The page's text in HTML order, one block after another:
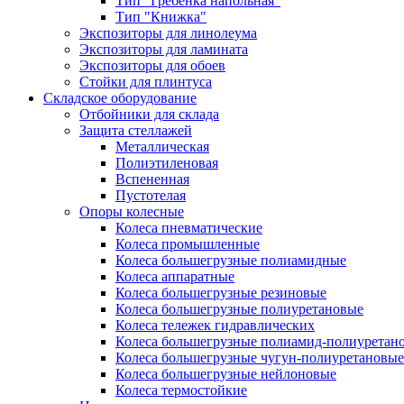
Тип "Книжка"
Экспозиторы для линолеума
Экспозиторы для ламината
Экспозиторы для обоев
Стойки для плинтуса
Складское оборудование
Отбойники для склада
Защита стеллажей
Металлическая
Полиэтиленовая
Вспененная
Пустотелая
Опоры колесные
Колеса пневматические
Колеса промышленные
Колеса большегрузные полиамидные
Колеса аппаратные
Колеса большегрузные резиновые
Колеса большегрузные полиуретановые
Колеса тележек гидравлических
Колеса большегрузные полиамид-
Колеса большегрузные чугун-полиуретановые
Колеса большегрузные нейлоновые
Колеса термостойкие